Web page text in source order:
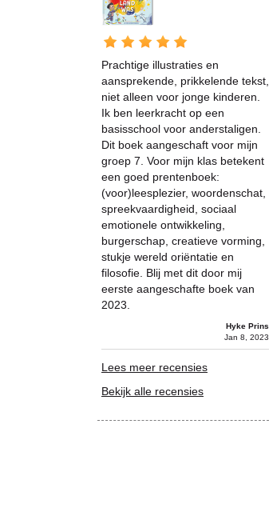
Prachtige illustraties en
aansprekende, prikkelende tekst,
niet alleen voor jonge kinderen.
Ik ben leerkracht op een
basisschool voor anderstaligen.
Dit boek aangeschaft voor mijn
groep 7. Voor mijn klas betekent
een goed prentenboek:
(voor)leesplezier, woordenschat,
spreekvaardigheid, sociaal
emotionele ontwikkeling,
burgerschap, creatieve vorming,
stukje wereld oriëntatie en
filosofie. Blij met dit door mij
eerste aangeschafte boek van
2023.
Hyke Prins
Jan 8, 2023
Lees meer recensies
Bekijk alle recensies